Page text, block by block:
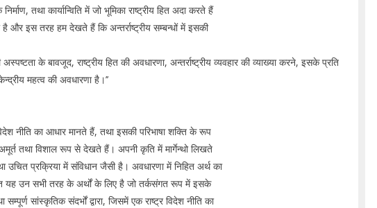
तथा कार्यान्विति में जो भूमिका राष्ट्रीय हित अदा करते हैं
और इस तरह हम देखते हैं कि अन्तर्राष्ट्रीय सम्बन्धों में इसकी
अस्पष्टता के बावजूद, राष्ट्रीय हित की अवधारणा, अन्तर्राष्ट्रीय व्यवहार की व्याख्या करने, इसके प्रति
महत्व की अवधारणा है।’’
विदेश नीति का आधार मानते हैं, तथा इसकी परिभाषा शक्ति के रूप
तथा विशाल रूप से देखते हैं। अपनी कृति में मार्गेन्थो लिखते
उचित प्रक्रिया में संविधान जैसी है। अवधारणा में निहित अर्थ का
यह उन सभी तरह के अर्थों के लिए है जो तर्कसंगत रूप में इसके
सांस्कृतिक संदर्भों द्वारा, जिसमें एक राष्ट्र विदेश नीति का